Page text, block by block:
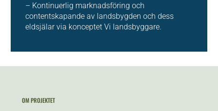
– Kontinuerlig marknadsföring och
contentskapande av landsbygden och dess
eldsjälar via konceptet Vi landsbyggare.
OM PROJEKTET